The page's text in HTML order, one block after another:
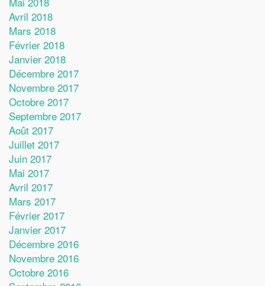
Avril 2018
Mars 2018
Février 2018
Janvier 2018
Décembre 2017
Novembre 2017
Octobre 2017
Septembre 2017
Août 2017
Juillet 2017
Juin 2017
Mai 2017
Avril 2017
Mars 2017
Février 2017
Janvier 2017
Décembre 2016
Novembre 2016
Octobre 2016